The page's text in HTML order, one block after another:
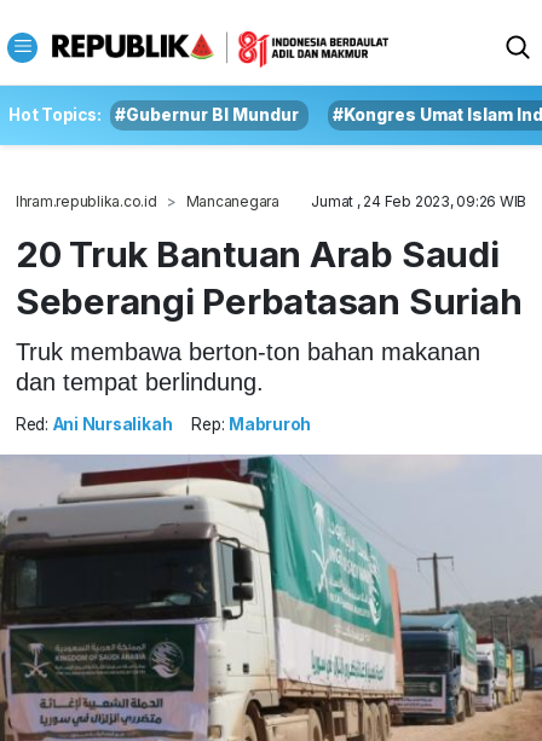
Hot Topics: #Gubernur BI Mundur #Kongres Umat Islam
Ihram.republika.co.id Mancanegara Jumat , 24 Feb 2023, 09:26 WIB
20 Truk Bantuan Arab Saudi
Seberangi Perbatasan Suriah
Truk membawa berton-ton bahan makanan
dan tempat berlindung.
Red: Ani Nursalikah Rep: Mabruroh